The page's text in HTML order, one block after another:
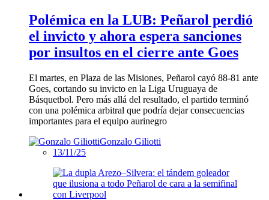
Polémica en la LUB: Peñarol perdió
el invicto y ahora espera sanciones
por insultos en el cierre ante Goes
El martes, en Plaza de las Misiones, Peñarol cayó 88-81 ante
Goes, cortando su invicto en la Liga Uruguaya de
Básquetbol. Pero más allá del resultado, el partido terminó
con una polémica arbitral que podría dejar consecuencias
importantes para el equipo aurinegro
Gonzalo Giliotti
13/11/25